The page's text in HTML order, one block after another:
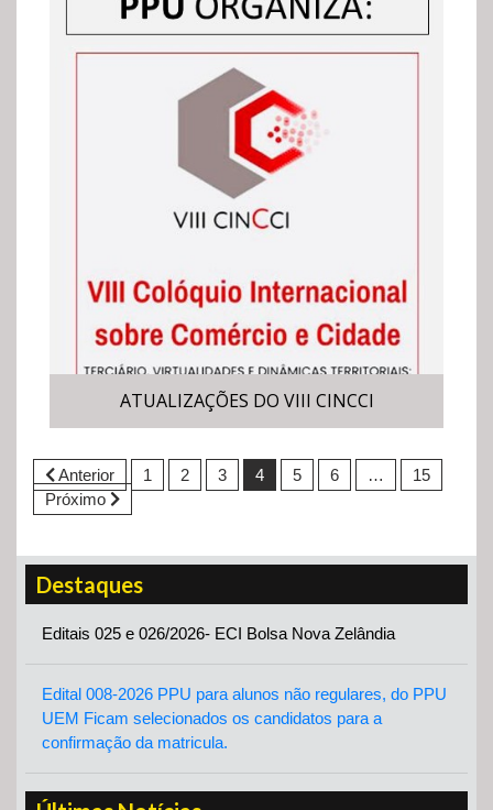
ATUALIZAÇÕES DO VIII CINCCI
Anterior 1 2 3 4 5 6 …
15
Próximo
Destaques
Editais 025 e 026/2026- ECI Bolsa Nova Zelândia
Edital 008-2026 PPU para alunos não regulares, do PPU
UEM Ficam selecionados os candidatos para a
confirmação da matricula.